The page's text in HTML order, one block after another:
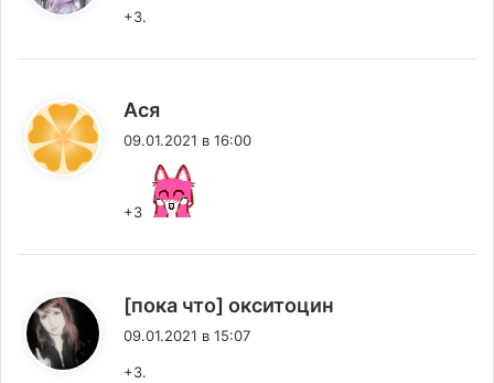
+3.
Ася
09.01.2021 в 16:00
+3
[пока что] окситоцин
09.01.2021 в 15:07
+3.